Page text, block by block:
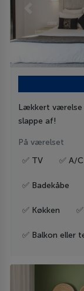
Lækkert værelse
slappe af!
På værelset
✅ TV
✅ A/C
✅ Badekåbe
✅ Køkken
✅ Balkon eller